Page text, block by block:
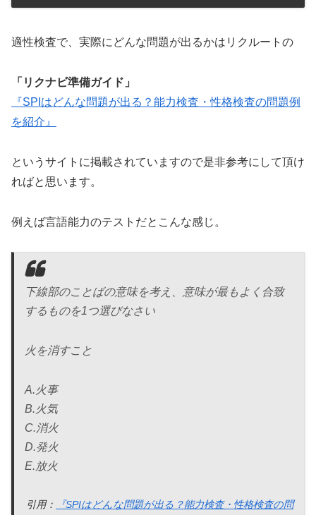
適性検査で、実際にどんな問題が出るかはリクルートの
「リクナビ準備ガイド」
『SPIはどんな問題が出る？能力検査・性格検査の問題例
を紹介』
というサイトに掲載されていますので是非参考にして頂け
ればと思います。
例えば言語能力のテストだとこんな感じ。
下線部のことばの意味を考え、意味が最もよく合致
するものを1つ選びなさい
火を消すこと
A.火事
B.火気
C.消火
D.発火
E.放火
引用：
『SPIはどんな問題が出る？能力検査・性格検査の問